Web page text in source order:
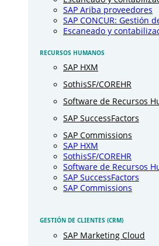
SAP Ariba proveedores
SAP CONCUR: Gestión
Escaneado y
RECURSOS HUMANOS
SAP HXM
SothisSF/COREHR
Software de Recursos
SAP SuccessFactors
SAP Commissions
SAP HXM
SothisSF/COREHR
Software de Recursos
SAP SuccessFactors
SAP Commissions
GESTIÓN DE CLIENTES (CRM)
SAP Marketing Cloud